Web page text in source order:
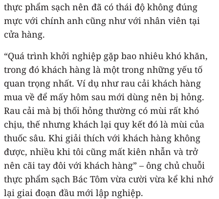
thực phẩm sạch nên đã có thái độ không đúng
mực với chính anh cũng như với nhân viên tại
cửa hàng.
“Quá trình khởi nghiệp gặp bao nhiêu khó khăn,
trong đó khách hàng là một trong những yếu tố
quan trọng nhất. Ví dụ như rau cải khách hàng
mua về để mấy hôm sau mới dùng nên bị hỏng.
Rau cải mà bị thối hỏng thường có mùi rất khó
chịu, thế nhưng khách lại quy kết đó là mùi của
thuốc sâu. Khi giải thích với khách hàng không
được, nhiều khi tôi cũng mất kiên nhẫn và trở
nên cãi tay đôi với khách hàng” – ông chủ chuỗi
thực phẩm sạch Bác Tôm vừa cười vừa kể khi nhớ
lại giai đoạn đầu mới lập nghiệp.